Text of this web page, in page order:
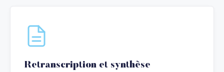
Retranscription et synthèse